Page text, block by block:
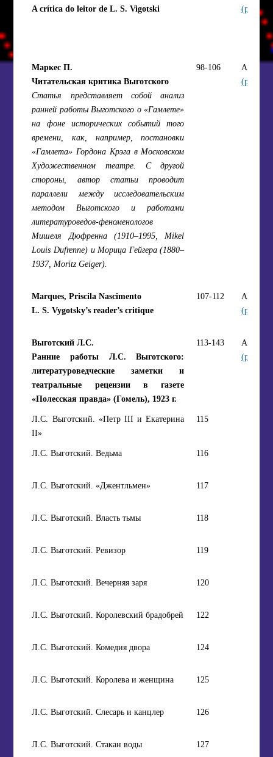
A crítica do leitor de L. S. Vigotski
(pdf)
Маркес П.
Читательская критика Выготского
Статья представляет собой анализ
ранней работы Выготского о «Гамлете»
на фоне исторических событий того
времени, как, например, постановки
«Гамлета» Гордона Крэга в Московском
Художественном театре. С другой
стороны, автор статьи проводит
параллели между исследовательским
методом Выготского и работами
литературоведов-феноменологов
Мишеля Дюфренна (1910–1995, Mikel
Louis Dufrenne) и Морица Гейгера (1880–
1937, Moritz Geiger).
98-106
Article
(pdf)
Marques, Priscila Nascimento
L. S. Vygotsky’s reader’s critique
107-112
Article
(pdf)
Выготский Л.С.
Ранние работы Л.С. Выготского:
литературоведческие заметки и
театральные рецензии в газете
«Полесская правда» (Гомель), 1923 г.
113-143
Article
(pdf)
Л.С. Выготский. «Петр III и Екатерина
II»
115
Л.С. Выготский. Ведьма 116
Л.С. Выготский. «Джентльмен» 117
Л.С. Выготский. Власть тьмы 118
Л.С. Выготский. Ревизор 119
Л.С. Выготский. Вечерняя заря 120
Л.С. Выготский. Королевский брадобрей 122
Л.С. Выготский. Комедия двора 124
Л.С. Выготский. Королева и женщина 125
Л.С. Выготский. Слесарь и канцлер 126
Л.С. Выготский. Стакан воды 127